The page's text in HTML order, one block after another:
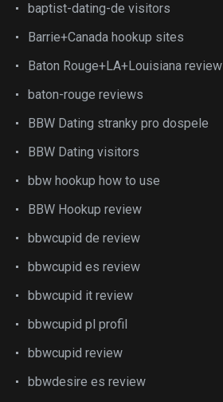
baptist-dating-de visitors
Barrie+Canada hookup sites
Baton Rouge+LA+Louisiana review
baton-rouge reviews
BBW Dating stranky pro dospele
BBW Dating visitors
bbw hookup how to use
BBW Hookup review
bbwcupid de review
bbwcupid es review
bbwcupid it review
bbwcupid pl profil
bbwcupid review
bbwdesire es review